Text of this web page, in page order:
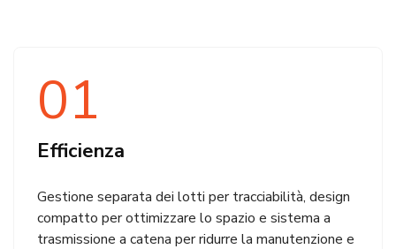
01
Efficienza
Gestione separata dei lotti per tracciabilità, design
compatto per ottimizzare lo spazio e sistema a
trasmissione a catena per ridurre la manutenzione e